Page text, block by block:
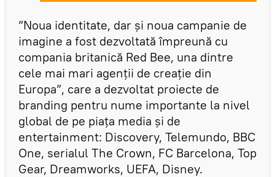
”Noua identitate, dar și noua campanie de
imagine a fost dezvoltată împreună cu
compania britanică Red Bee, una dintre
cele mai mari agenții de creație din
Europa”, care a dezvoltat proiecte de
branding pentru nume importante la nivel
global de pe piața media și de
entertainment: Discovery, Telemundo, BBC
One, serialul The Crown, FC Barcelona, Top
Gear, Dreamworks, UEFA, Disney.